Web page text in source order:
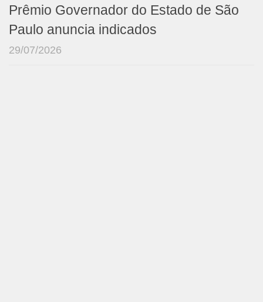
Prêmio Governador do Estado de São
Paulo anuncia indicados
29/07/2026